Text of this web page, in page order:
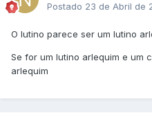
Postado 23 de Abril de
O lutino parece ser um lutino
Se for um lutino arlequim e um
arlequim